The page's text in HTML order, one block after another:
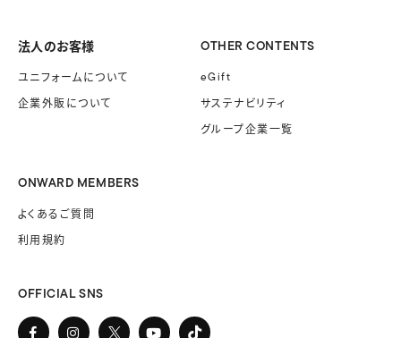
法人のお客様
ユニフォームについて
企業外販について
OTHER CONTENTS
eGift
サステナビリティ
グループ企業一覧
ONWARD MEMBERS
よくあるご質問
利用規約
OFFICIAL SNS